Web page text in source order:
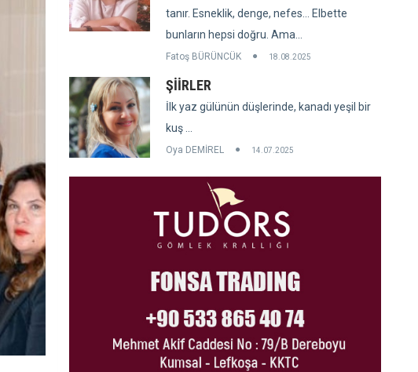
tanır. Esneklik, denge, nefes... Elbette
bunların hepsi doğru. Ama...
Fatoş BÜRÜNCÜK 18.08.2025
ŞİİRLER
İlk yaz gülünün düşlerinde, kanadı yeşil bir
kuş ...
Oya DEMİREL 14.07.2025